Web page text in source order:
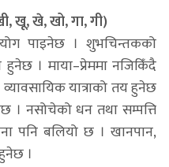
खू, खे, खो, गा, गी)
पाइनेछ । शुभचिन्तकको
। माया–प्रेममा नजिकिँदै
यात्राको तय हुनेछ
। नसोचेको धन तथा सम्पत्ति
पनि बलियो छ । खानपान,
।